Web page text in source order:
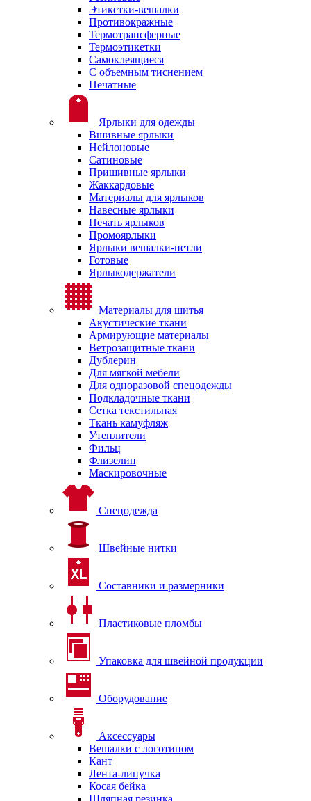
Этикетки-вешалки
Противокражные
Термотрансферные
Термоэтикетки
Самоклеящиеся
С объемным тиснением
Печатные
Ярлыки для одежды
Вшивные ярлыки
Нейлоновые
Сатиновые
Пришивные ярлыки
Жаккардовые
Материалы для ярлыков
Навесные ярлыки
Печать ярлыков
Промоярлыки
Ярлыки вешалки-петли
Готовые
Ярлыкодержатели
Материалы для шитья
Акустические ткани
Армирующие материалы
Ветрозащитные ткани
Дублерин
Для мягкой мебели
Для одноразовой спецодежды
Подкладочные ткани
Сетка текстильная
Ткань камуфляж
Утеплители
Фильц
Флизелин
Маскировочные
Спецодежда
Швейные нитки
Составники и размерники
Пластиковые пломбы
Упаковка для швейной продукции
Оборудование
Аксессуары
Вешалки с логотипом
Кант
Лента-липучка
Косая бейка
Шляпная резинка